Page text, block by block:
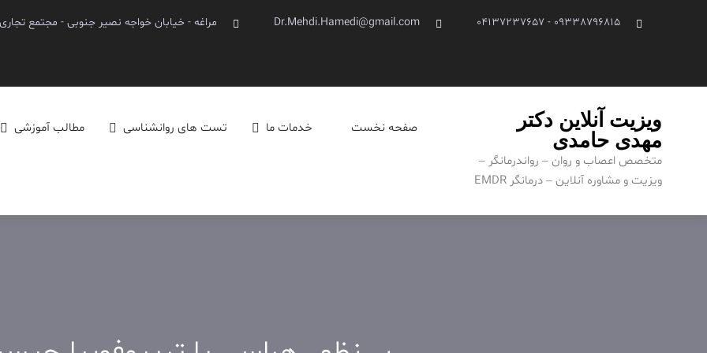
09338796815 - 04137237657
Dr.Mehdi.Hamedi@gmail.com مراغه - خیابان خواجه نصیر جنوبی - مجتمع تجاری آینده
ویزیت آنلاین دکتر
مهدی حامدی
متخصص اعصاب و روان – رواندرمانگر –
ویزیت و مشاوره آنلاین – درمانگر EMDR
صفحه نخست خدمات ما تست های روانشناسی مطالب آموزشی